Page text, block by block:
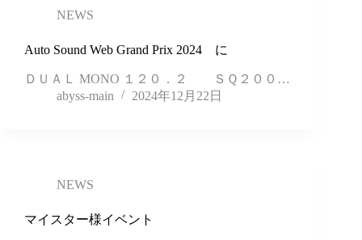
NEWS
Auto Sound Web Grand Prix 2024 に
ＤＵＡＬ MONO １２０．２ ＳＱ２００…
abyss-main
2024年12月22日
NEWS
マイスター様イベント